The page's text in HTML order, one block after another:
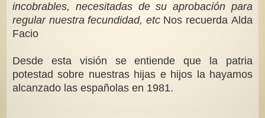
incobrables, necesitadas de su aprobación para
regular nuestra fecundidad, etc Nos recuerda Alda
Facio
Desde esta visión se entiende que la patria
potestad sobre nuestras hijas e hijos la hayamos
alcanzado las españolas en 1981.